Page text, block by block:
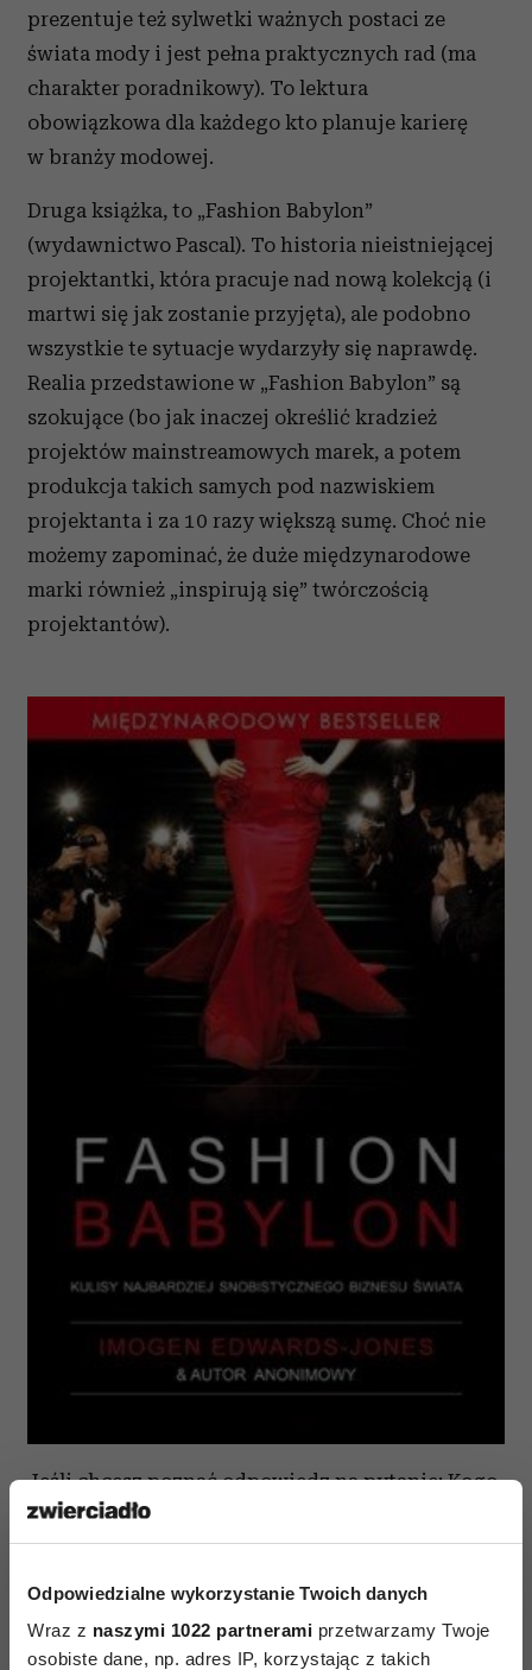
Odpowiedzialne wykorzystanie Twoich danych
Wraz z naszymi 1022 partnerami przetwarzamy Twoje
osobiste dane, np. adres IP, korzystając z takich
prezentuje też sylwetki ważnych postaci ze
świata mody i jest pełna praktycznych rad (ma
charakter poradnikowy). To lektura
obowiązkowa dla każdego kto planuje karierę
w branży modowej.
Druga książka, to „Fashion Babylon”
(wydawnictwo Pascal). To historia nieistniejącej
projektantki, która pracuje nad nową kolekcją (i
martwi się jak zostanie przyjęta), ale podobno
wszystkie te sytuacje wydarzyły się naprawdę.
Realia przedstawione w „Fashion Babylon” są
szokujące (bo jak inaczej określić kradzież
projektów mainstreamowych marek, a potem
produkcja takich samych pod nazwiskiem
projektanta i za 10 razy większą sumę. Choć nie
możemy zapominać, że duże międzynarodowe
marki również „inspirują się” twórczością
projektantów).
Jeśli chcesz poznać odpowiedz na pytanie: Kogo
nie chciał ubierać Tom Ford? Jaką kawę należy
podać Ann Wintour? Jak wyglądają kulisy fashin
week Londyn/Paryż/Nowy Jork/Na jakiej diecie
są modelki? to koniecznie przeczytaj „Fashion
babylon”.